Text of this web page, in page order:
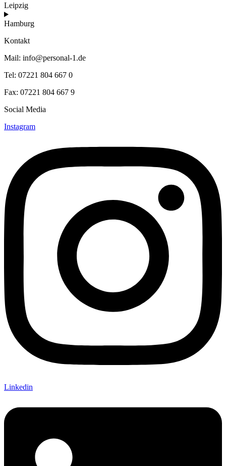
Leipzig
Hamburg
Kontakt
Mail: info@personal-1.de
Tel: 07221 804 667 0
Fax: 07221 804 667 9
Social Media
Instagram
Linkedin